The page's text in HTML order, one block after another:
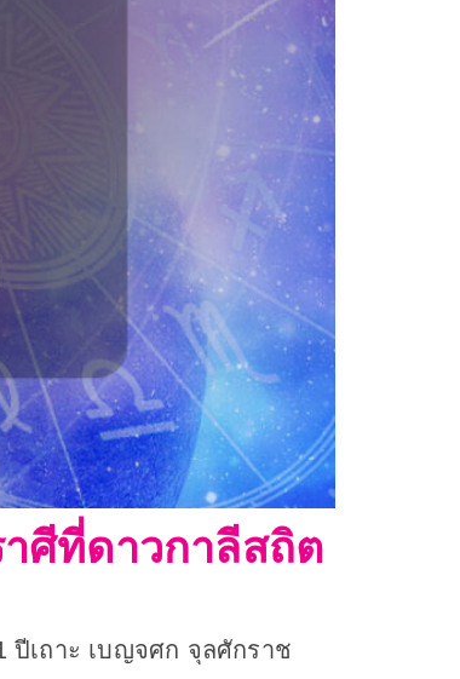
าศีที่ดาวกาลีสถิต
เถาะ เบญจศก จุลศักราช